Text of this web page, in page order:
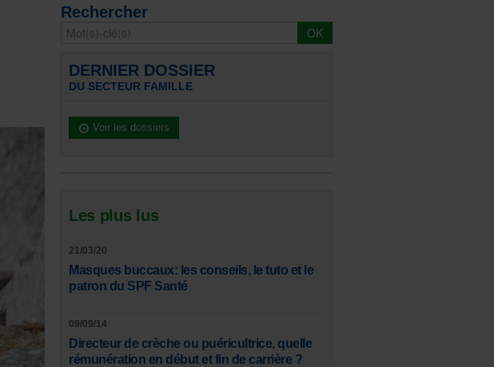
Rechercher
DERNIER DOSSIER
DU SECTEUR FAMILLE
Voir les dossiers
Les plus lus
21/03/20
Masques buccaux: les conseils, le tuto et le
patron du SPF Santé
09/09/14
Directeur de crèche ou puéricultrice, quelle
rémunération en début et fin de carrière ?